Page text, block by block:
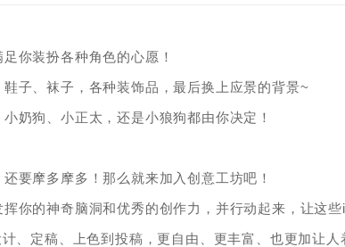
你装扮各种角色的心愿！
子、袜子，各种装饰品，最后换上应景的背景~
奶狗、小正太，还是小狼狗都由你决定！
要摩多摩多！那么就来加入创意工坊吧！
你的神奇脑洞和优秀的创作力，并行动起来，让这些
、定稿、上色到投稿，更自由、更丰富、也更加让